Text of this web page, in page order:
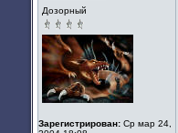
Дозорный
Зарегистрирован: Ср мар 24,